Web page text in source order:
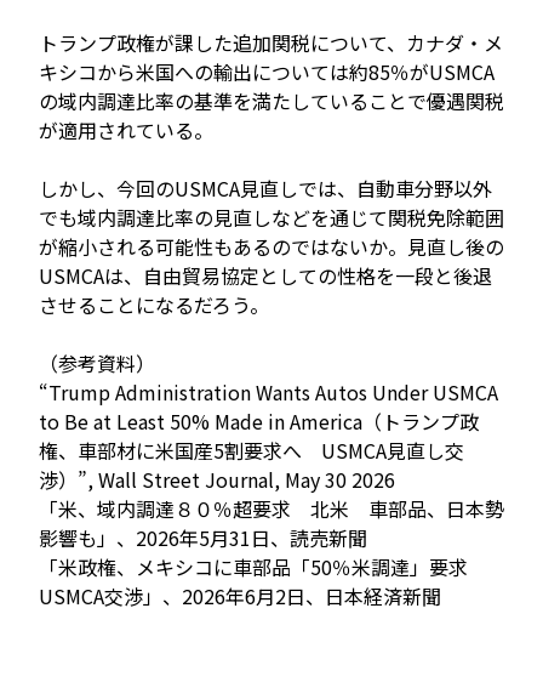
トランプ政権が課した追加関税について、カナダ・メ
キシコから米国への輸出については約85％がUSMCA
の域内調達比率の基準を満たしていることで優遇関税
が適用されている。
しかし、今回のUSMCA見直しでは、自動車分野以外
でも域内調達比率の見直しなどを通じて関税免除範囲
が縮小される可能性もあるのではないか。見直し後の
USMCAは、自由貿易協定としての性格を一段と後退
させることになるだろう。
（参考資料）
“Trump Administration Wants Autos Under USMCA
to Be at Least 50% Made in America（トランプ政
権、車部材に米国産5割要求へ USMCA見直し交
渉）”, Wall Street Journal, May 30 2026
「米、域内調達８０％超要求 北米 車部品、日本勢
影響も」、2026年5月31日、読売新聞
「米政権、メキシコに車部品「50％米調達」要求
USMCA交渉」、2026年6月2日、日本経済新聞